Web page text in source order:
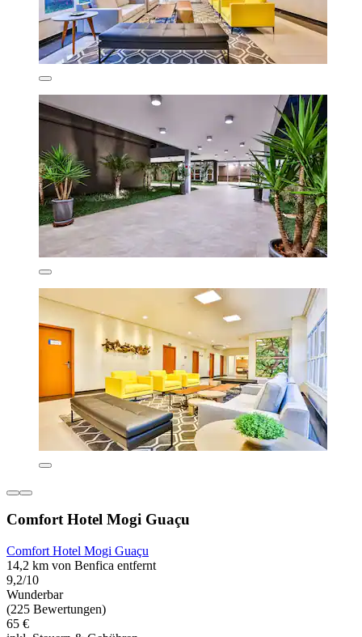
Comfort Hotel Mogi Guaçu
Comfort Hotel Mogi Guaçu
14,2 km von Benfica entfernt
9,2/10
Wunderbar
(225 Bewertungen)
65 €